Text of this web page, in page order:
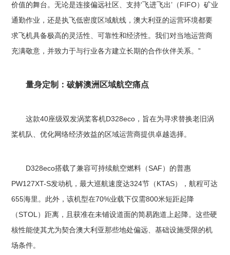
价值的舞台。无论是连接偏远社区、支持‘飞进飞出’（FIFO）矿业
通勤作业，还是执飞低密度区域航线，澳大利亚的运营环境都要
求飞机具备极高的灵活性、可靠性和经济性。我们对当地运营商
充满敬意，并致力于与行业各方建立长期的合作伙伴关系。”
量身定制：破解澳洲区域航空痛点
这款40座级双发涡桨客机D328eco，旨在为寻求替换老旧涡
桨机队、优化网络经济效益的区域运营商提供卓越选择。
D328eco搭载了兼容可持续航空燃料（SAF）的普惠
PW127XT-S发动机，最大巡航速度达324节（KTAS），航程可达
655海里。此外，该机型在70%业载下仅需800米短距起降
（STOL）距离，且获准在未铺设道面的简易跑道上起降。这些硬
核性能使其尤为契合澳大利亚那些地处偏远、基础设施受限的机
场条件。